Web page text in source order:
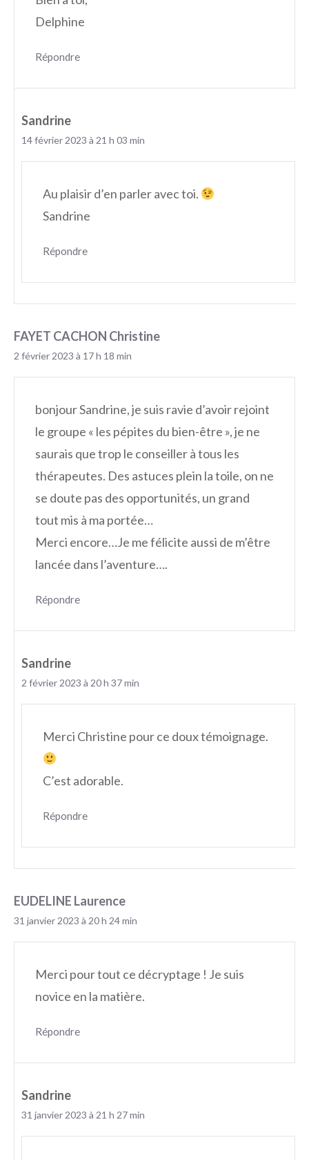
Delphine
Répondre
Sandrine
14 février 2023 à 21 h 03 min
Au plaisir d’en parler avec toi.
Sandrine
Répondre
FAYET CACHON Christine
2 février 2023 à 17 h 18 min
bonjour Sandrine, je suis ravie d’avoir rejoint
le groupe « les pépites du bien-être », je ne
saurais que trop le conseiller à tous les
thérapeutes. Des astuces plein la toile, on ne
se doute pas des opportunités, un grand
tout mis à ma portée…
Merci encore…Je me félicite aussi de m’être
lancée dans l’aventure….
Répondre
Sandrine
2 février 2023 à 20 h 37 min
Merci Christine pour ce doux témoignage.
C’est adorable.
Répondre
EUDELINE Laurence
31 janvier 2023 à 20 h 24 min
Merci pour tout ce décryptage ! Je suis
novice en la matière.
Répondre
Sandrine
31 janvier 2023 à 21 h 27 min